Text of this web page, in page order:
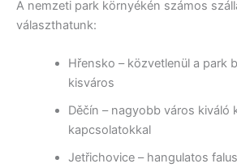
A nemzeti park környékén számos
választhatunk:
Hřensko – közvetlenül a park
kisváros
Děčín – nagyobb város kiváló
kapcsolatokkal
Jetřichovice – hangulatos